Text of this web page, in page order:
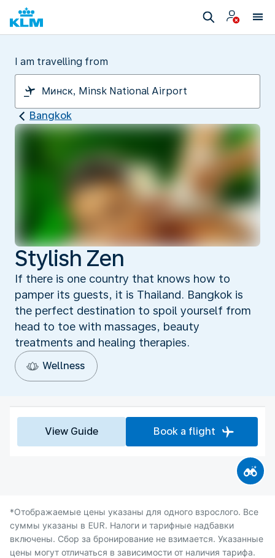
I am travelling from
Bangkok
Stylish Zen
If there is one country that knows how to
pamper its guests, it is Thailand. Bangkok is
the perfect destination to spoil yourself from
head to toe with massages, beauty
treatments and healing therapies.
Wellness
View Guide Book a flight
*Отображаемые цены указаны для одного взрослого. Все
суммы указаны в EUR. Налоги и тарифные надбавки
включены. Сбор за бронирование не взимается. Указанные
цены могут отличаться в зависимости от наличия тарифа.